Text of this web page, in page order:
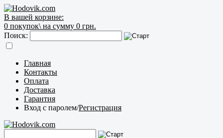
В вашей корзине:
0 покупок\ на сумму 0 грн.
Поиск:
Главная
Контакты
Оплата
Доставка
Гарантия
Вход с паролем/Регистрация